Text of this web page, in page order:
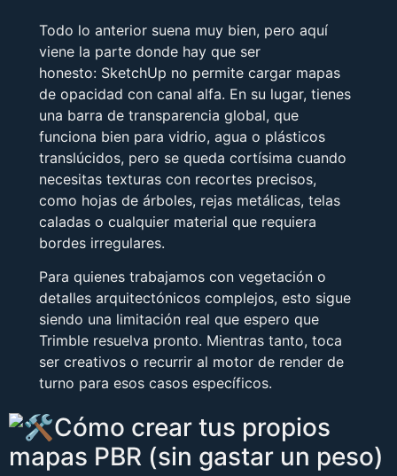
Todo lo anterior suena muy bien, pero aquí
viene la parte donde hay que ser
honesto: SketchUp no permite cargar mapas
de opacidad con canal alfa. En su lugar, tienes
una barra de transparencia global, que
funciona bien para vidrio, agua o plásticos
translúcidos, pero se queda cortísima cuando
necesitas texturas con recortes precisos,
como hojas de árboles, rejas metálicas, telas
caladas o cualquier material que requiera
bordes irregulares.
Para quienes trabajamos con vegetación o
detalles arquitectónicos complejos, esto sigue
siendo una limitación real que espero que
Trimble resuelva pronto. Mientras tanto, toca
ser creativos o recurrir al motor de render de
turno para esos casos específicos.
Cómo crear tus propios
mapas PBR (sin gastar un peso)